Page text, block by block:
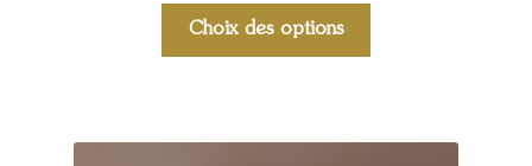
Choix des options